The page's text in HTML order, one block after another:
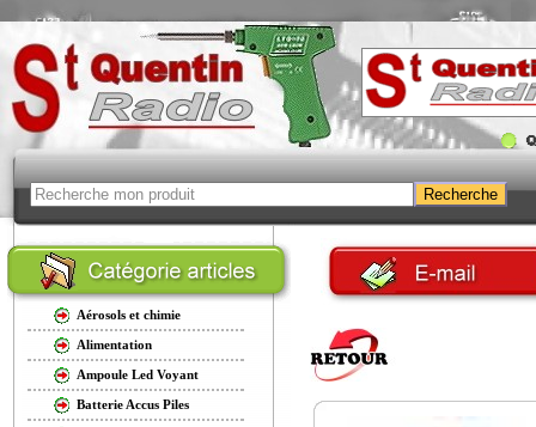
Aérosols et chimie
Alimentation
Ampoule Led Voyant
Batterie Accus Piles